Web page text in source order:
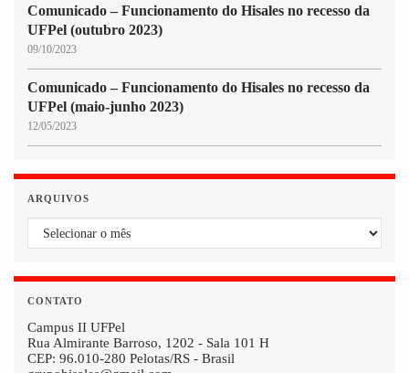
Comunicado – Funcionamento do Hisales no recesso da
UFPel (outubro 2023)
09/10/2023
Comunicado – Funcionamento do Hisales no recesso da
UFPel (maio-junho 2023)
12/05/2023
ARQUIVOS
CONTATO
Campus II UFPel
Rua Almirante Barroso, 1202 - Sala 101 H
CEP: 96.010-280 Pelotas/RS - Brasil